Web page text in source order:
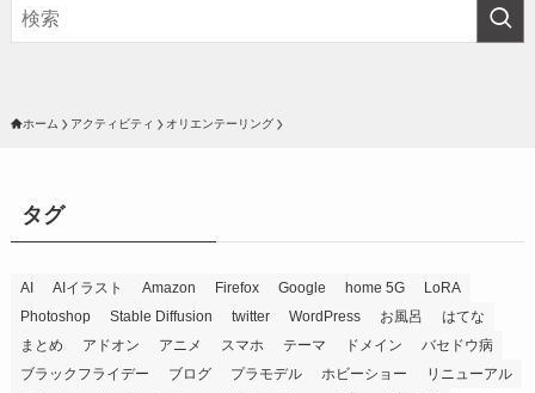
ホーム アクティビティ オリエンテーリング
タグ
AI AIイラスト Amazon Firefox Google home 5G
LoRA
Photoshop
Stable Diffusion twitter WordPress お風呂
はてな
まとめ
アドオン アニメ スマホ テーマ ドメイン
バセドウ病
ブラックフライデー
ブログ プラモデル ホビーショー
リニューアル